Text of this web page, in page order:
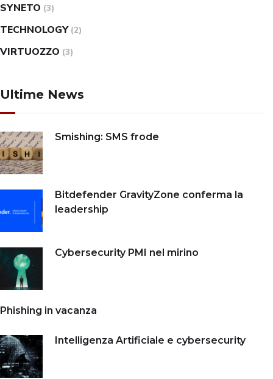
SYNETO (3)
TECHNOLOGY (2)
VIRTUOZZO (3)
Ultime News
Smishing: SMS frode
Bitdefender GravityZone conferma la
leadership
Cybersecurity PMI nel mirino
Phishing in vacanza
Intelligenza Artificiale e cybersecurity